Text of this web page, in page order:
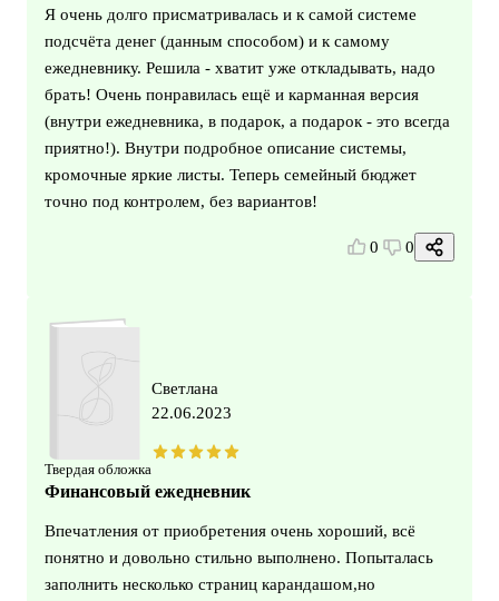
Я очень долго присматривалась и к самой системе
подсчёта денег (данным способом) и к самому
ежедневнику. Решила - хватит уже откладывать, надо
брать! Очень понравилась ещё и карманная версия
(внутри ежедневника, в подарок, а подарок - это всегда
приятно!). Внутри подробное описание системы,
кромочные яркие листы. Теперь семейный бюджет
точно под контролем, без вариантов!
0 0
Твердая обложка
Светлана
22.06.2023
Финансовый ежедневник
Впечатления от приобретения очень хороший, всё
понятно и довольно стильно выполнено. Попыталась
заполнить несколько страниц карандашом,но